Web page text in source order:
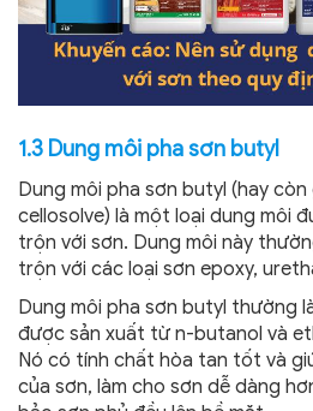
1.3 Dung môi pha sơn butyl
Dung môi pha sơn butyl (hay
cellosolve) là một loại dung môi
trộn với sơn. Dung môi này
trộn với các loại sơn epoxy,
Dung môi pha sơn butyl thường
được sản xuất từ n-butanol và
Nó có tính chất hòa tan tốt và
của sơn, làm cho sơn dễ dàng